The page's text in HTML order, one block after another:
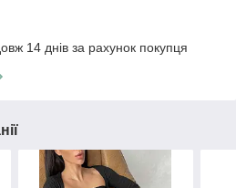
14 днів за рахунок покупця